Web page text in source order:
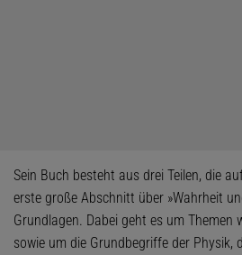
Sein Buch besteht aus drei Teilen, die
erste große Abschnitt über »Wahrheit
Grundlagen. Dabei geht es um Themen
sowie um die Grundbegriffe der Physik,